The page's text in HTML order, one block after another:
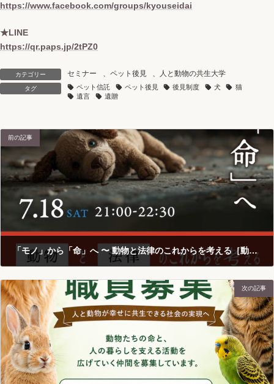
https://www.facebook.com/groups/kyouseidai
★LINE
https://qr.paps.jp/2tPZ0
カテゴリー セミナー 、 ペット後見 、 人と動物の共生大学
タグ ペット信託 ペット後見 後見制度 犬
猫
遺言
遺贈
前の記事
「モノ」から「命」へ 〜 動物と法律のこれからを考える［動物幸福論］
2026-07-01
次の記事